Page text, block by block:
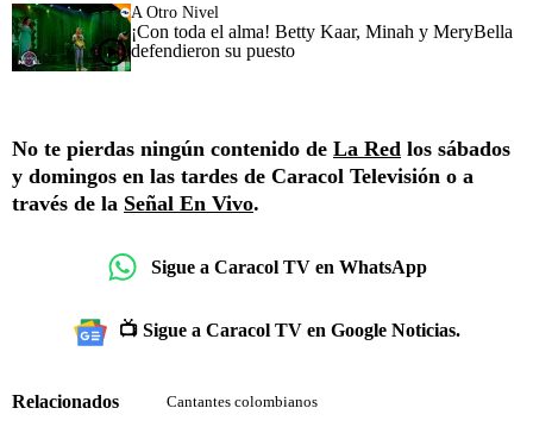
A Otro Nivel
¡Con toda el alma! Betty Kaar, Minah y MeryBella
defendieron su puesto
No te pierdas ningún contenido de La Red los sábados
y domingos en las tardes de Caracol Televisión o a
través de la Señal En Vivo.
Sigue a Caracol TV en WhatsApp
📺 Sigue a Caracol TV en Google Noticias.
Relacionados Cantantes colombianos